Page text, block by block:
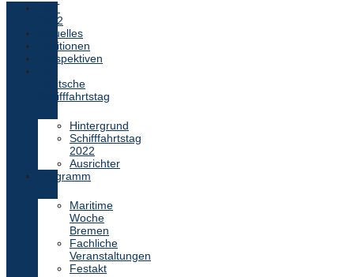
DST
2022
Aktuelles
Positionen
Perspektiven
Deutsche
Schifffahrtstag
Hintergrund
Schifffahrtstag
2022
Ausrichter
Programm
Maritime
Woche
Bremen
Fachliche
Veranstaltungen
Festakt